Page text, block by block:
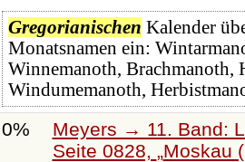
Gregorianischen Kalender
Monatsnamen ein:
Winnemanoth, Brachmanoth,
Windumemanoth,
0%
Meyers → 11. Band:
Seite 0828,
Moskau